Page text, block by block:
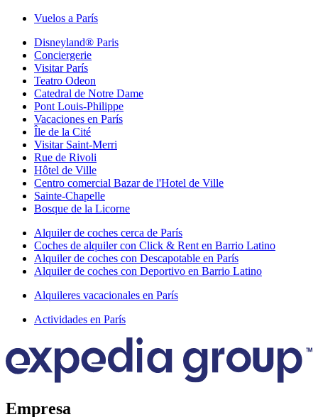
Vuelos a París
Disneyland® Paris
Conciergerie
Visitar París
Teatro Odeon
Catedral de Notre Dame
Pont Louis-Philippe
Vacaciones en París
Île de la Cité
Visitar Saint-Merri
Rue de Rivoli
Hôtel de Ville
Centro comercial Bazar de l'Hotel de Ville
Sainte-Chapelle
Bosque de la Licorne
Alquiler de coches cerca de París
Coches de alquiler con Click & Rent en Barrio Latino
Alquiler de coches con Descapotable en París
Alquiler de coches con Deportivo en Barrio Latino
Alquileres vacacionales en París
Actividades en París
Empresa